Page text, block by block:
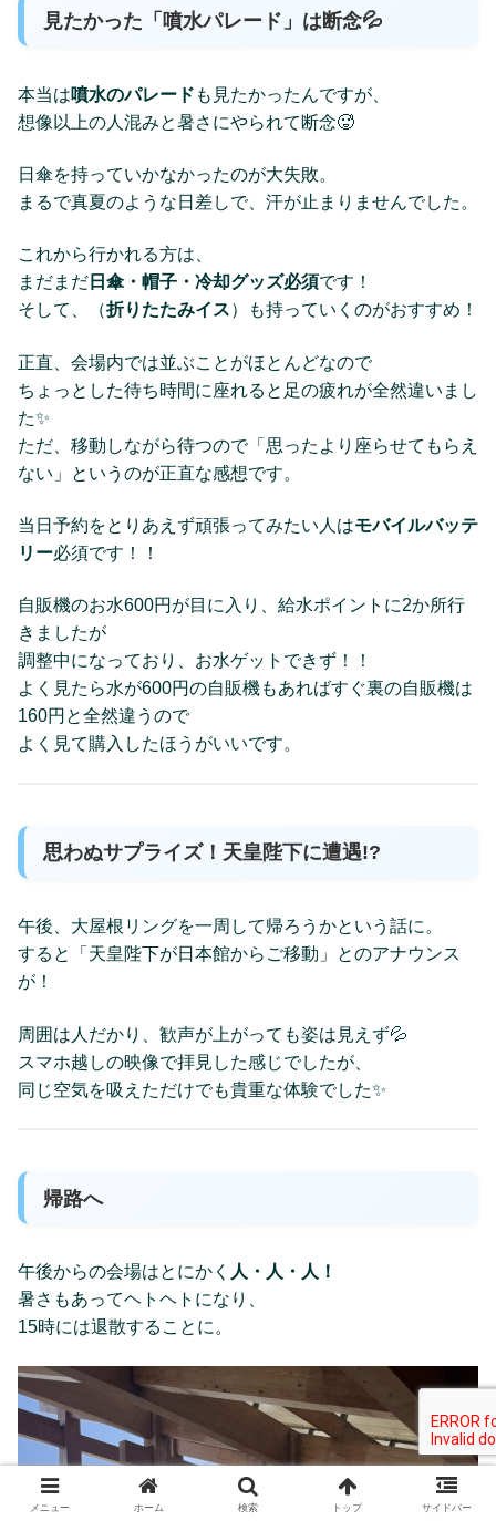
見たかった「噴水パレード」は断念💦
本当は噴水のパレード も見たかったんですが、
想像以上の人混みと暑さにやられて断念🥵
日傘を持っていかなかったのが大失敗。
まるで真夏のような日差しで、汗が止まりませんでした。
これから行かれる方は、
まだまだ 日傘・帽子・冷却グッズ必須です！
そして、（折りたたみイス）も持っていくのがおすすめ！
正直、会場内では並ぶことがほとんどなので
ちょっとした待ち時間に座れると足の疲れが全然違いまし
た✨
ただ、移動しながら待つので「思ったより座らせてもらえ
ない」というのが正直な感想です。
当日予約をとりあえず頑張ってみたい人はモバイルバッテ
リー必須です！！
自販機のお水600円が目に入り、給水ポイントに2か所行
きましたが
調整中になっており、お水ゲットできず！！
よく見たら水が600円の自販機もあればすぐ裏の自販機は
160円と全然違うので
よく見て購入したほうがいいです。
思わぬサプライズ！天皇陛下に遭遇!?
午後、大屋根リングを一周して帰ろうかという話に。
すると「天皇陛下が日本館からご移動」とのアナウンス
が！
周囲は人だかり、歓声が上がっても姿は見えず💦
スマホ越しの映像で拝見した感じでしたが、
同じ空気を吸えただけでも貴重な体験でした✨
帰路へ
午後からの会場はとにかく 人・人・人！
暑さもあってヘトヘトになり、
15時には退散することに。
メニュー ホーム 検索 トップ サイドバー